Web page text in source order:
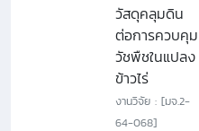
วัสดุคลุมดิน
ต่อการควบคุม
วัชพืชในแปลง
ข้าวไร่
งานวิจัย : [มจ.2-
64-068]